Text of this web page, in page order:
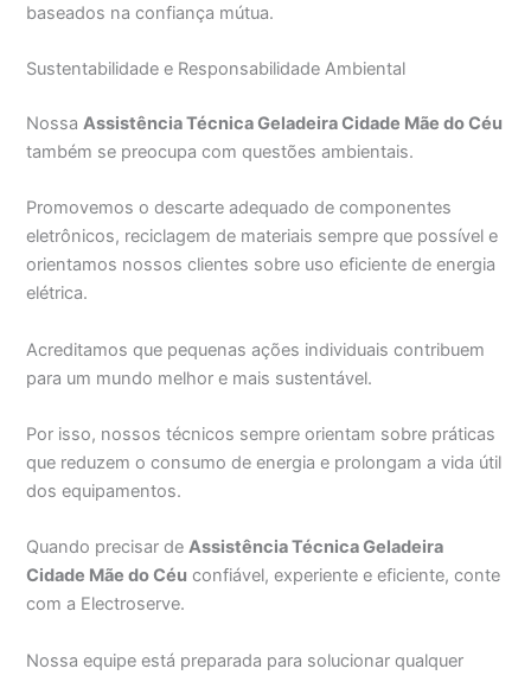
baseados na confiança mútua.
Sustentabilidade e Responsabilidade Ambiental
NossaAssistência Técnica Geladeira Cidade Mãe do Céu
também se preocupa com questões ambientais.
Promovemos o descarte adequado de componentes
eletrônicos, reciclagem de materiais sempre que possível e
orientamos nossos clientes sobre uso eficiente de energia
elétrica.
Acreditamos que pequenas ações individuais contribuem
para um mundo melhor e mais sustentável.
Por isso, nossos técnicos sempre orientam sobre práticas
que reduzem o consumo de energia e prolongam a vida útil
dos equipamentos.
Quando precisar deAssistência Técnica Geladeira
Cidade Mãe do Céu confiável, experiente e eficiente, conte
com a Electroserve.
Nossa equipe está preparada para solucionar qualquer